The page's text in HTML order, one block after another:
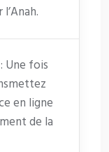
Une fois
en ligne
de la